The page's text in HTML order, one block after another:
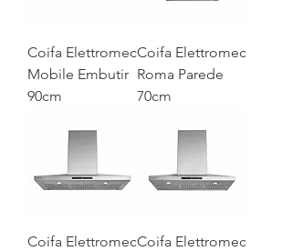
Coifa Elettromec
Mobile Embutir
90cm
Coifa Elettromec
Roma Parede
70cm
Coifa ElettromecCoifa Elettromec